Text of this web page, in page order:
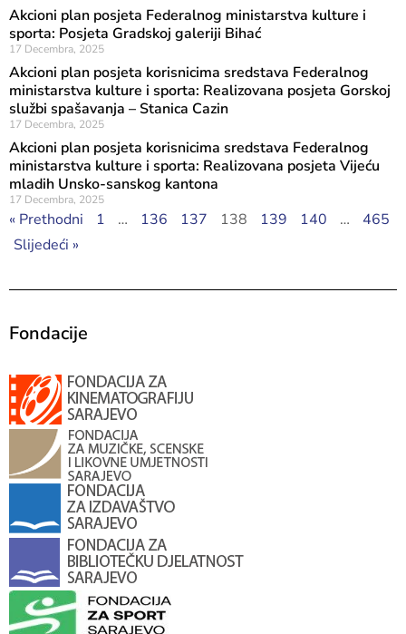
Akcioni plan posjeta Federalnog ministarstva kulture i
sporta: Posjeta Gradskoj galeriji Bihać
17 Decembra, 2025
Akcioni plan posjeta korisnicima sredstava Federalnog
ministarstva kulture i sporta: Realizovana posjeta Gorskoj
službi spašavanja – Stanica Cazin
17 Decembra, 2025
Akcioni plan posjeta korisnicima sredstava Federalnog
ministarstva kulture i sporta: Realizovana posjeta Vijeću
mladih Unsko-sanskog kantona
17 Decembra, 2025
« Prethodni 1 … 136 137 138 139 140 …
465
Slijedeći »
Fondacije